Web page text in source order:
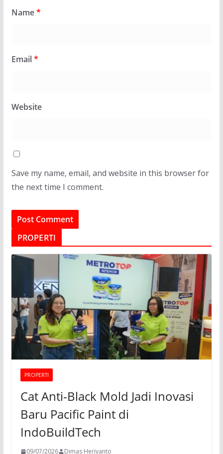
Name*
Email*
Website
Save my name, email, and website in this browser for
the next time I comment.
PROPERTI
PROPERTI
Cat Anti-Black Mold Jadi Inovasi
Baru Pacific Paint di
IndoBuildTech
09/07/2026 Dimas Heriyanto